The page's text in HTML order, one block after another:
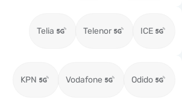
Telia Telenor ICE
KPN Vodafone Odido